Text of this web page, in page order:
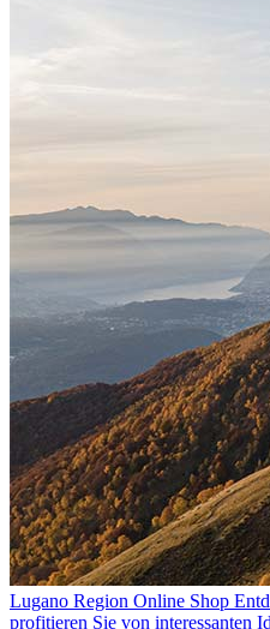
Lugano Region Online Shop
profitieren Sie von interessanten